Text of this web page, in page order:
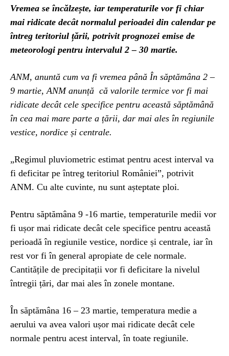
Vremea se încălzește, iar temperaturile vor fi chiar
mai ridicate decât normalul perioadei din calendar pe
întreg teritoriul țării, potrivit prognozei emise de
meteorologi pentru intervalul 2 – 30 martie.
ANM, anuntă cum va fi vremea până În săptămâna 2 –
9 martie, ANM anunță că valorile termice vor fi mai
ridicate decât cele specifice pentru această săptămână
în cea mai mare parte a țării, dar mai ales în regiunile
vestice, nordice și centrale.
„Regimul pluviometric estimat pentru acest interval va
fi deficitar pe întreg teritoriul României”, potrivit
ANM. Cu alte cuvinte, nu sunt așteptate ploi.
Pentru săptămâna 9 -16 martie, temperaturile medii vor
fi ușor mai ridicate decât cele specifice pentru această
perioadă în regiunile vestice, nordice și centrale, iar în
rest vor fi în general apropiate de cele normale.
Cantitățile de precipitații vor fi deficitare la nivelul
întregii țări, dar mai ales în zonele montane.
În săptămâna 16 – 23 martie, temperatura medie a
aerului va avea valori ușor mai ridicate decât cele
normale pentru acest interval, în toate regiunile.